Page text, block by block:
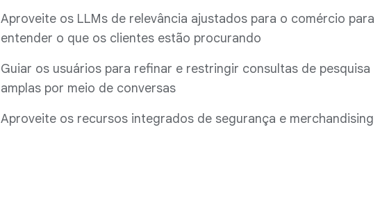
Aproveite os LLMs de relevância ajustados para o comércio para
entender o que os clientes estão procurando
Guiar os usuários para refinar e restringir consultas de pesquisa
amplas por meio de conversas
Aproveite os recursos integrados de segurança e merchandising